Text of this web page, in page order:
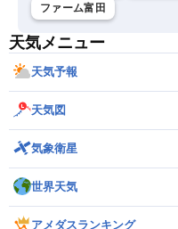
ファーム富田
天気メニュー
天気予報
天気図
気象衛星
世界天気
アメダスランキング